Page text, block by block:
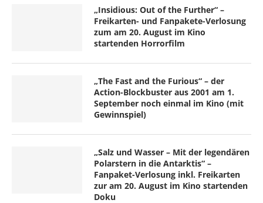
„Insidious: Out of the Further“ –
Freikarten- und Fanpakete-Verlosung
zum am 20. August im Kino
startenden Horrorfilm
„The Fast and the Furious“ – der
Action-Blockbuster aus 2001 am 1.
September noch einmal im Kino (mit
Gewinnspiel)
„Salz und Wasser – Mit der legendären
Polarstern in die Antarktis“ –
Fanpaket-Verlosung inkl. Freikarten
zur am 20. August im Kino startenden
Doku